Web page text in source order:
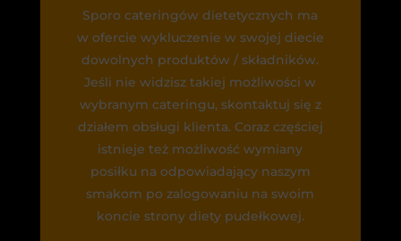
Sporo cateringów dietetycznych ma
w ofercie wykluczenie w swojej diecie
dowolnych produktów / składników.
Jeśli nie widzisz takiej możliwości w
wybranym cateringu, skontaktuj się z
działem obsługi klienta. Coraz częściej
istnieje też możliwość wymiany
posiłku na odpowiadający naszym
smakom po zalogowaniu na swoim
koncie strony diety pudełkowej.